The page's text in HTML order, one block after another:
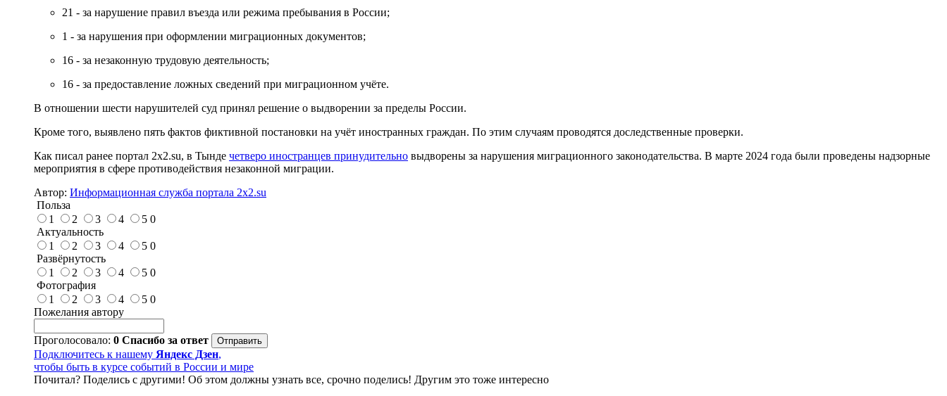
21 - за нарушение правил въезда или режима пребывания в России;
1 - за нарушения при оформлении миграционных документов;
16 - за незаконную трудовую деятельность;
16 - за предоставление ложных сведений при миграционном учёте.
В отношении шести нарушителей суд принял решение о выдворении за пределы России.
Кроме того, выявлено пять фактов фиктивной постановки на учёт иностранных граждан. По этим случаям проводятся доследственные проверки.
Как писал ранее портал 2х2.su, в Тынде четверо иностранцев принудительно выдворены за нарушения миграционного законодательства. В марте 2024 года были проведены надзорные
мероприятия в сфере противодействия незаконной миграции.
Автор: Информационная служба портала 2x2.su
Польза
1
2 3 4 5 0
Актуальность
1
2 3 4 5 0
Развёрнутость
1
2 3 4 5 0
Фотография
1
2 3 4 5 0
Пожелания автору
Проголосовало: 0 Спасибо за ответ
Подключитесь к нашему Яндекс Дзен,
чтобы быть в курсе событий в России и мире
Почитал? Поделись с другими! Об этом должны узнать все, срочно поделись! Другим это тоже интересно